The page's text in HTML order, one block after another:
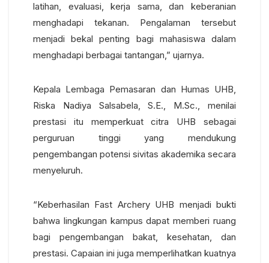
latihan, evaluasi, kerja sama, dan keberanian
menghadapi tekanan. Pengalaman tersebut
menjadi bekal penting bagi mahasiswa dalam
menghadapi berbagai tantangan,” ujarnya.
Kepala Lembaga Pemasaran dan Humas UHB,
Riska Nadiya Salsabela, S.E., M.Sc., menilai
prestasi itu memperkuat citra UHB sebagai
perguruan tinggi yang mendukung
pengembangan potensi sivitas akademika secara
menyeluruh.
“Keberhasilan Fast Archery UHB menjadi bukti
bahwa lingkungan kampus dapat memberi ruang
bagi pengembangan bakat, kesehatan, dan
prestasi. Capaian ini juga memperlihatkan kuatnya